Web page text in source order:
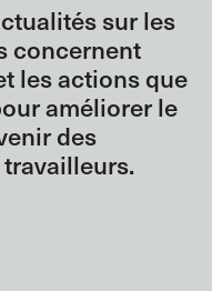
sur les
concernent
les actions que
améliorer le
des